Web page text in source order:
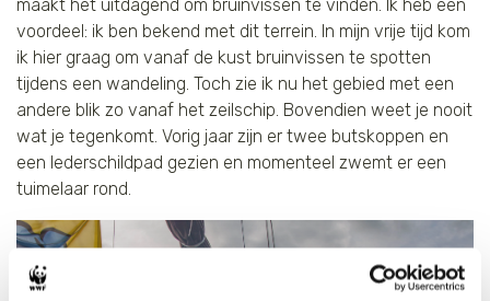
maakt het uitdagend om bruinvissen te vinden. Ik heb één
voordeel: ik ben bekend met dit terrein. In mijn vrije tijd kom
ik hier graag om vanaf de kust bruinvissen te spotten
tijdens een wandeling. Toch zie ik nu het gebied met een
andere blik zo vanaf het zeilschip. Bovendien weet je nooit
wat je tegenkomt. Vorig jaar zijn er twee butskoppen en
een lederschildpad gezien en momenteel zwemt er een
tuimelaar rond.